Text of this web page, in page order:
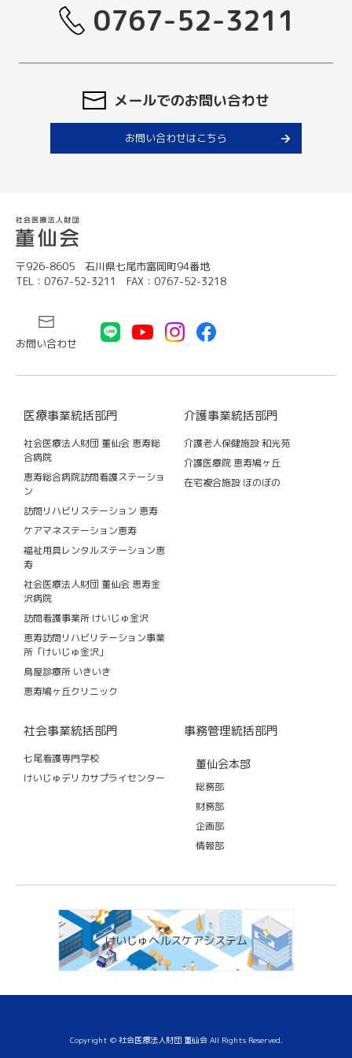
0767-52-3211
メールでのお問い合わせ
お問い合わせはこちら
〒926-8605 石川県七尾市富岡町94番地
TEL：0767-52-3211 FAX：0767-52-3218
お問い合わせ
医療事業統括部門
社会医療法人財団 董仙会 恵寿総
合病院
恵寿総合病院訪問看護ステーショ
ン
訪問リハビリステーション 恵寿
ケアマネステーション恵寿
福祉用具レンタルステーション恵
寿
社会医療法人財団 董仙会 恵寿金
沢病院
訪問看護事業所 けいじゅ金沢
恵寿訪問リハビリテーション事業
所「けいじゅ金沢」
鳥屋診療所 いきいき
恵寿鳩ヶ丘クリニック
介護事業統括部門
介護老人保健施設 和光苑
介護医療院 恵寿鳩ヶ丘
在宅複合施設 ほのぼの
社会事業統括部門
七尾看護専門学校
けいじゅデリカサプライセンター
事務管理統括部門
董仙会本部
総務部
財務部
企画部
情報部
けいじゅヘルスケアシステム
Copyright © 社会医療法人財団 董仙会 All Rights Reserved.